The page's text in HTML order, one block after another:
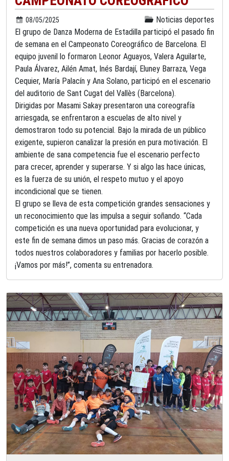
08/05/2025
Noticias deportes
El grupo de Danza Moderna de Estadilla participó el pasado fin
de semana en el Campeonato Coreográfico de Barcelona. El
equipo juvenil lo formaron Leonor Aguayos, Valera Aguilarte,
Paula Álvarez, Ailén Amat, Inés Bardají, Eluney Barraza, Vega
Cequier, María Palacín y Ana Solano, participó en el escenario
del auditorio de Sant Cugat del Vallès (Barcelona).
Dirigidas por Masami Sakay presentaron una coreografía
arriesgada, se enfrentaron a escuelas de alto nivel y
demostraron todo su potencial. Bajo la mirada de un público
exigente, supieron canalizar la presión en pura motivación. El
ambiente de sana competencia fue el escenario perfecto
para crecer, aprender y superarse. Y si algo las hace únicas,
es la fuerza de su unión, el respeto mutuo y el apoyo
incondicional que se tienen.
El grupo se lleva de esta competición grandes sensaciones y
un reconocimiento que las impulsa a seguir soñando. “Cada
competición es una nueva oportunidad para evolucionar, y
este fin de semana dimos un paso más. Gracias de corazón a
todos nuestros colaboradores y familias por hacerlo posible.
¡Vamos por más!”, comenta su entrenadora.